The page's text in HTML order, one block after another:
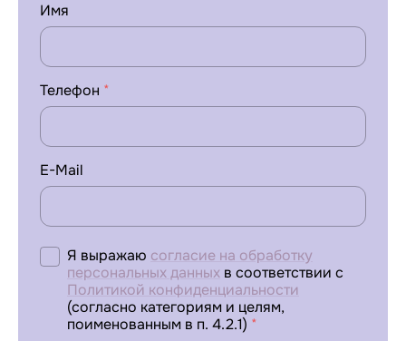
Имя
Телефон *
E-Mail
Я выражаю согласие на обработку
персональных данных в соответствии с
Политикой конфиденциальности
(согласно категориям и целям,
поименованным в п. 4.2.1) *